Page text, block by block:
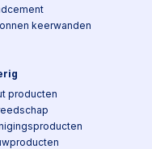
keerwanden
producten